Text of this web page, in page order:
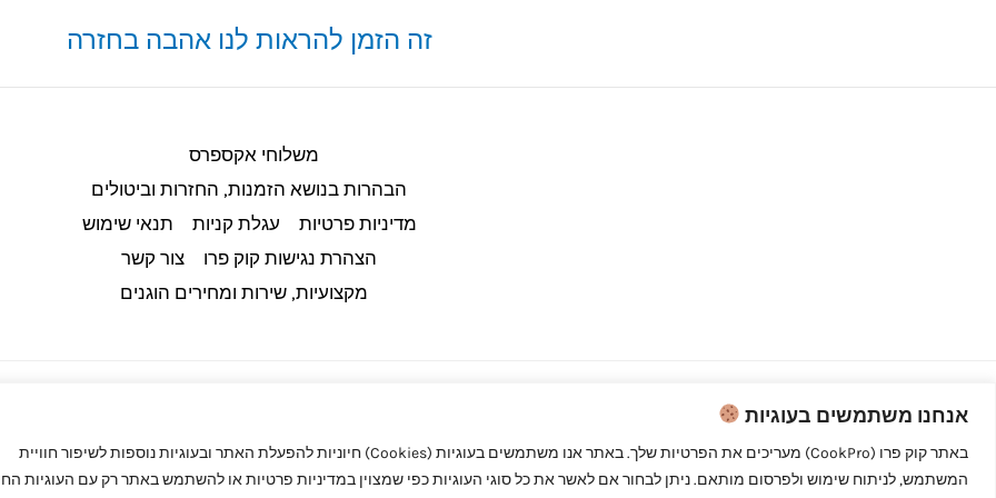
אנחנו משתמשים בעוגיות
באתר קוק פרו (CookPro) מעריכים את הפרטיות שלך. באתר אנו משתמשים בעוגיות (Cookies) חיוניות להפעלת האתר ובעוגיות נוספות לשיפור חוויית
המשתמש, לניתוח שימוש ולפרסום מותאם. ניתן לבחור אם לאשר את כל סוגי העוגיות כפי שמצוין במדיניות פרטיות או להשתמש באתר רק עם העוגיות
זה הזמן להראות לנו אהבה בחזרה
משלוחי אקספרס
הבהרות בנושא הזמנות, החזרות וביטולים​
מדיניות פרטיות
עגלת קניות
תנאי שימוש
הצהרת נגישות קוק פרו
צור קשר
מקצועיות, שירות ומחירים הוגנים
מקצוענים